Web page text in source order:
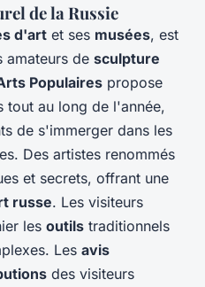
de la Russie
d'art et ses musées, est
amateurs de sculpture
Populaires propose
tout au long de l'année,
de s'immerger dans les
Des artistes renommés
et secrets, offrant une
russe. Les visiteurs
les outils traditionnels
Les avis
des visiteurs